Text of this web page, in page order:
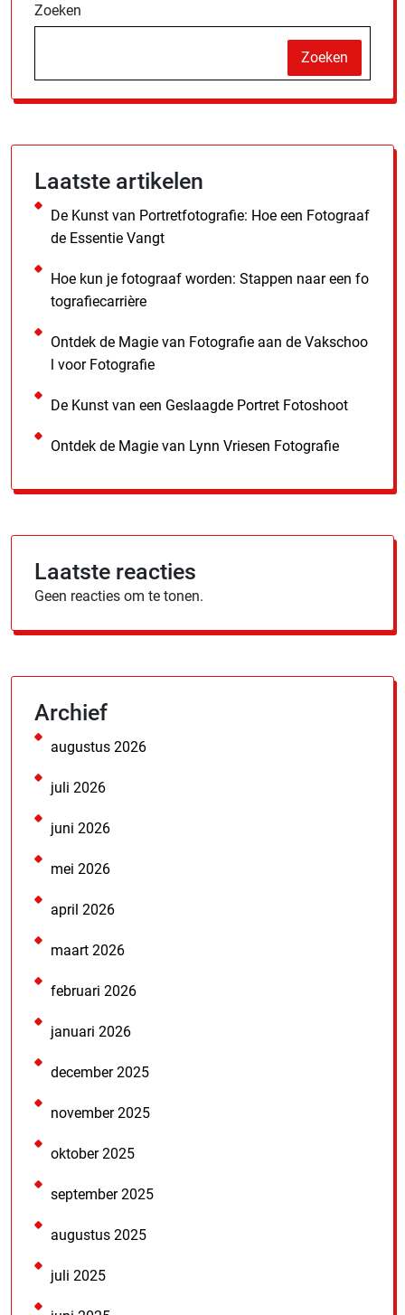
Zoeken
Zoeken
Laatste artikelen
De Kunst van Portretfotografie: Hoe een Fotograaf
de Essentie Vangt
Hoe kun je fotograaf worden: Stappen naar een fo
tografiecarrière
Ontdek de Magie van Fotografie aan de Vakschoo
l voor Fotografie
De Kunst van een Geslaagde Portret Fotoshoot
Ontdek de Magie van Lynn Vriesen Fotografie
Laatste reacties
Geen reacties om te tonen.
Archief
augustus 2026
juli 2026
juni 2026
mei 2026
april 2026
maart 2026
februari 2026
januari 2026
december 2025
november 2025
oktober 2025
september 2025
augustus 2025
juli 2025